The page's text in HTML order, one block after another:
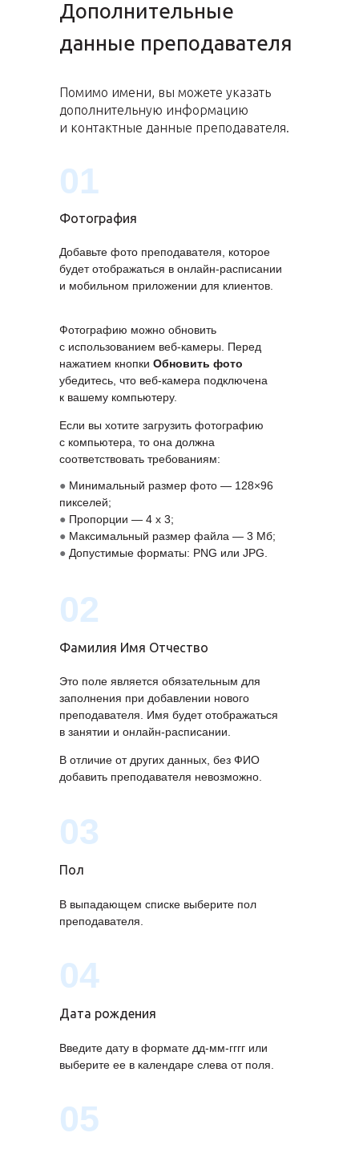
Дополнительные
данные преподавателя
Помимо имени, вы можете указать
дополнительную информацию
и контактные данные преподавателя.
Фотография
Добавьте фото преподавателя, которое
будет отображаться в онлайн-расписании
и мобильном приложении для клиентов.
Фотографию можно обновить
с использованием веб-камеры. Перед
нажатием кнопки Обновить фото
убедитесь, что веб-камера подключена
к вашему компьютеру.
Если вы хотите загрузить фотографию
с компьютера, то она должна
соответствовать требованиям:
● Минимальный размер фото — 128×96
пикселей;
● Пропорции — 4 x 3;
● Максимальный размер файла — 3 Мб;
● Допустимые форматы: PNG или JPG.
Фамилия Имя Отчество
Это поле является обязательным для
заполнения при добавлении нового
преподавателя. Имя будет отображаться
в занятии и онлайн-расписании.
В отличие от других данных, без ФИО
добавить преподавателя невозможно.
Пол
В выпадающем списке выберите пол
преподавателя.
Дата рождения
Введите дату в формате дд-мм-гггг или
выберите ее в календаре слева от поля.
01
02
03
04
05